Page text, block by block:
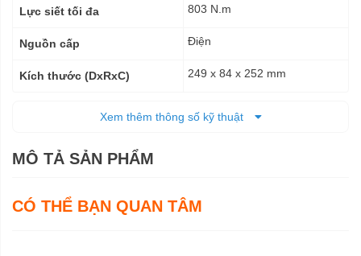
Lực siết tối đa 803 N.m
Nguồn cấp Điện
Kích thước (DxRxC) 249 x 84 x 252 mm
Xem thêm thông số kỹ thuật
MÔ TẢ SẢN PHẨM
CÓ THỂ BẠN QUAN TÂM